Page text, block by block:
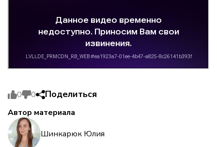
0 0 Поделиться
Автор материала
Шинкарюк Юлия